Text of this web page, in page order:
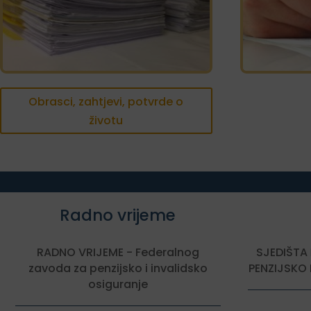
Obrasci, zahtjevi, potvrde o
životu
Radno vrijeme
RADNO VRIJEME - Federalnog
zavoda za penzijsko i invalidsko
osiguranje
SJEDIŠTA